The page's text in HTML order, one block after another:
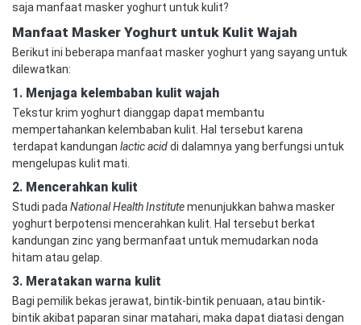
saja manfaat masker yoghurt untuk kulit?
Manfaat Masker Yoghurt untuk Kulit Wajah
Berikut ini beberapa manfaat masker yoghurt yang sayang untuk
dilewatkan:
1. Menjaga kelembaban kulit wajah
Tekstur krim yoghurt dianggap dapat membantu
mempertahankan kelembaban kulit. Hal tersebut karena
terdapat kandungan lactic aciddi dalamnya yang berfungsi untuk
mengelupas kulit mati.
2. Mencerahkan kulit
Studi pada National Health Institutemenunjukkan bahwa masker
yoghurt berpotensi mencerahkan kulit. Hal tersebut berkat
kandungan zinc yang bermanfaat untuk memudarkan noda
hitam atau gelap.
3. Meratakan warna kulit
Bagi pemilik bekas jerawat, bintik-bintik penuaan, atau bintik-
bintik akibat paparan sinar matahari, maka dapat diatasi dengan